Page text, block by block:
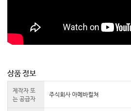
상품 정보
제작자 또
는 공급자
주식회사 아메바컬쳐